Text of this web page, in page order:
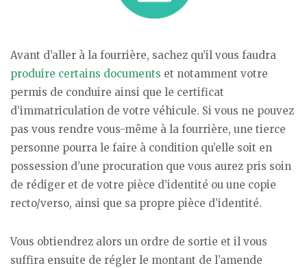
Avant d’aller à la fourrière, sachez qu’il vous faudra
produire certains documents et notamment votre
permis de conduire ainsi que le certificat
d’immatriculation de votre véhicule. Si vous ne pouvez
pas vous rendre vous-même à la fourrière, une tierce
personne pourra le faire à condition qu’elle soit en
possession d’une procuration que vous aurez pris soin
de rédiger et de votre pièce d’identité ou une copie
recto/verso, ainsi que sa propre pièce d’identité.
Vous obtiendrez alors un ordre de sortie et il vous
suffira ensuite de régler le montant de l’amende